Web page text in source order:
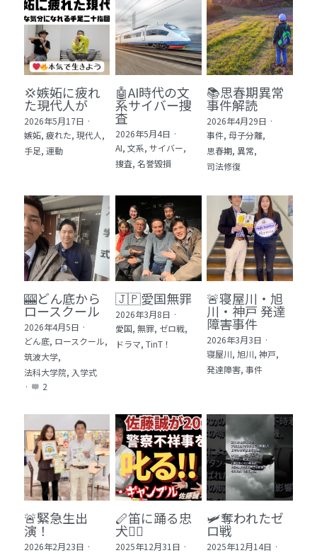
💢嫉妬に疲れ
た現代人が
2026年5月17日 ·
嫉妬, 疲れた, 現代人,
手足, 運動
🤖AI時代の文
系サイバー捜
査
2026年5月4日 ·
AI, 文系, サイバー,
捜査, 名誉毀損
📚思春期異常
事件解読
2026年4月29日 ·
事件, 母子分離,
思春期, 異常,
司法修復
🎰どん底から
ロースクール
2026年4月5日 ·
どん底, ロースクール,
筑波大学,
法科大学院, 入学式
·
2
🇯🇵愛国無罪
2026年3月8日 ·
愛国, 無罪, ゼロ戦,
ドラマ, TinT！
🚨寝屋川・旭
川・神戸 発達
障害事件
2026年3月3日 ·
寝屋川, 旭川, 神戸,
発達障害, 事件
🚨緊急生出
演！
2026年2月23日 ·
🪈笛に踊る忠
犬🐕‍🦺
2025年12月31日 ·
🛩️奪われたゼ
ロ戦
2025年12月14日 ·